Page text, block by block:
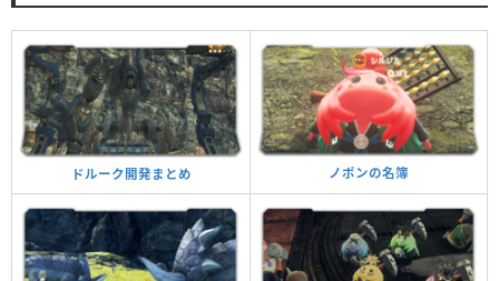
ドルーク開発まとめ ノポンの名簿